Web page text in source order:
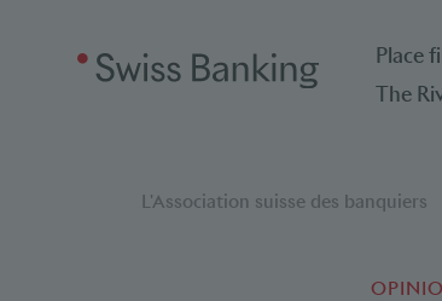
Place
The
Breadcrumb
Vous êtes ici:
L'Association suisse des banquiers